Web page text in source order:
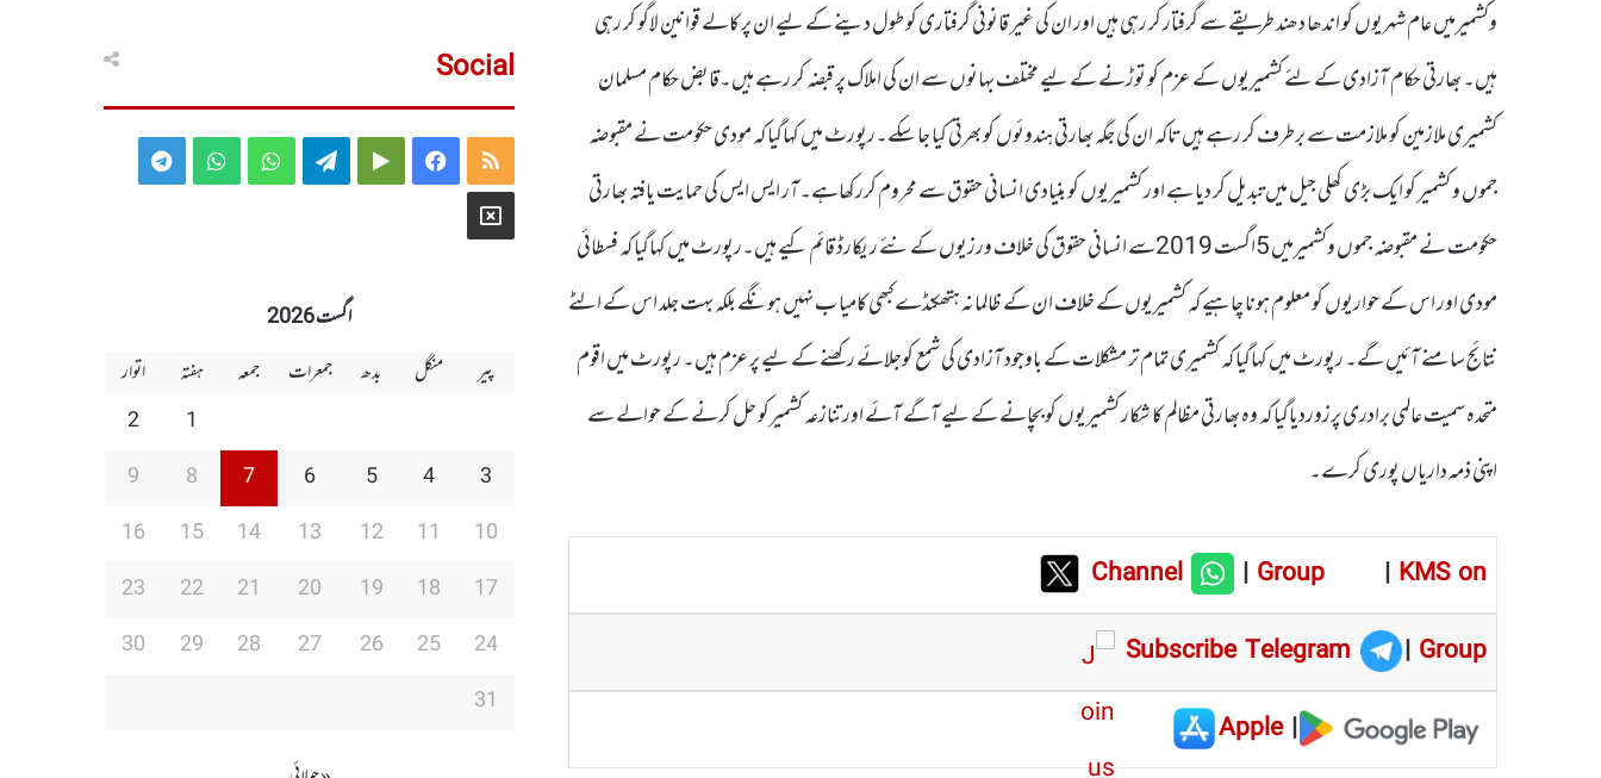
وکشمیرمیں عام شہریوں کو اندھا دھند طریقے سے گرفتار کر رہی ہیں اور ان کی غیر قانونی گرفتاری کو طول دینے کے لیے ان پر کالے قوانین لاگو کر رہی
ہیں۔ بھارتی حکام آزادی کے لئے کشمیریوں کے عزم کو توڑنے کے لیے مختلف بہانوں سے ان کی املاک پر قبضہ کر رہے ہیں۔قابض حکام مسلمان
کشمیری ملازمین کو ملازمت سے برطرف کر رہے ہیں تاکہ ان کی جگہ بھارتی ہندوئوں کو بھرتی کیا جا سکے۔رپورٹ میں کہاگیا کہ مودی حکومت نے مقبوضہ
جموں و کشمیر کو ایک بڑی کھلی جیل میں تبدیل کر دیا ہے اور کشمیریوں کو بنیادی انسانی حقوق سے محروم کررکھاہے۔آر ایس ایس کی حمایت یافتہ بھارتی
حکومت نے مقبوضہ جموں وکشمیرمیں 5اگست 2019سے انسانی حقوق کی خلاف ورزیوں کے نئے ریکارڈ قائم کیے ہیں۔رپورٹ میں کہاگیا کہ فسطائی
مودی اور اس کے حواریوں کو معلوم ہونا چاہیے کہ کشمیریوں کے خلاف ان کے ظالمانہ ہتھکنڈے کبھی کامیا ب نہیں ہونگے بلکہ بہت جلد اس کے الٹے
نتائج سامنے آئیں گے۔ رپورٹ میں کہاگیا کہ کشمیری تمام تر مشکلات کے باوجود آزادی کی شمع کوجلائے رکھنے کے لیے پرعزم ہیں۔ رپورٹ میں اقوم
متحدہ سمیت عالمی برادری پرزوردیاگیا کہ وہ بھارتی مظالم کا شکار کشمیریوں کو بچانے کے لیے آگے آئے اور تنازعہ کشمیرکو حل کرنے کے حوالے سے
اپنی ذمہ داریاں پوری کرے۔
Channel |Group | KMS on
Subscribe Telegram
| Group
|
Apple
Social
RSS
Facebook
Google
Telegram
WhatsApp
WhatsApp
Telegram
X
اگست 2026
پیر
منگل بدھ جمعرات جمعہ ہفتہ
اتوار
1
2
3
4
5
6
7
8
9
10
11
12
13
14
15
16
17
18
19
20
21
22
23
24
25
26
27
28
29
30
31